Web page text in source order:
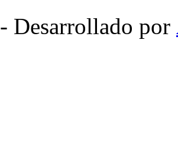
- Desarrollado por